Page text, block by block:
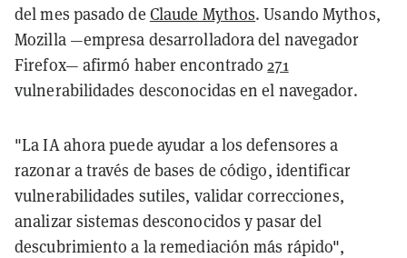
del mes pasado de Claude Mythos. Usando Mythos,
Mozilla —empresa desarrolladora del navegador
Firefox— afirmó haber encontrado271
vulnerabilidades desconocidas en el navegador.
"La IA ahora puede ayudar a los defensores a
razonar a través de bases de código, identificar
vulnerabilidades sutiles, validar correcciones,
analizar sistemas desconocidos y pasar del
descubrimiento a la remediación más rápido",